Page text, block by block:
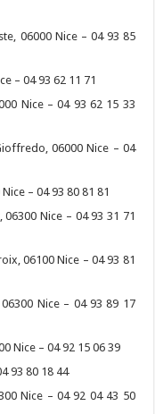
06000 Nice – 04 93 85
– 04 93 62 11 71
Nice – 04 93 62 15 33
06000 Nice – 04
– 04 93 80 81 81
06300 Nice – 04 93 31 71
06100 Nice – 04 93 81
Nice – 04 93 89 17
Nice – 04 92 15 06 39
93 80 18 44
Nice – 04 92 04 43 50